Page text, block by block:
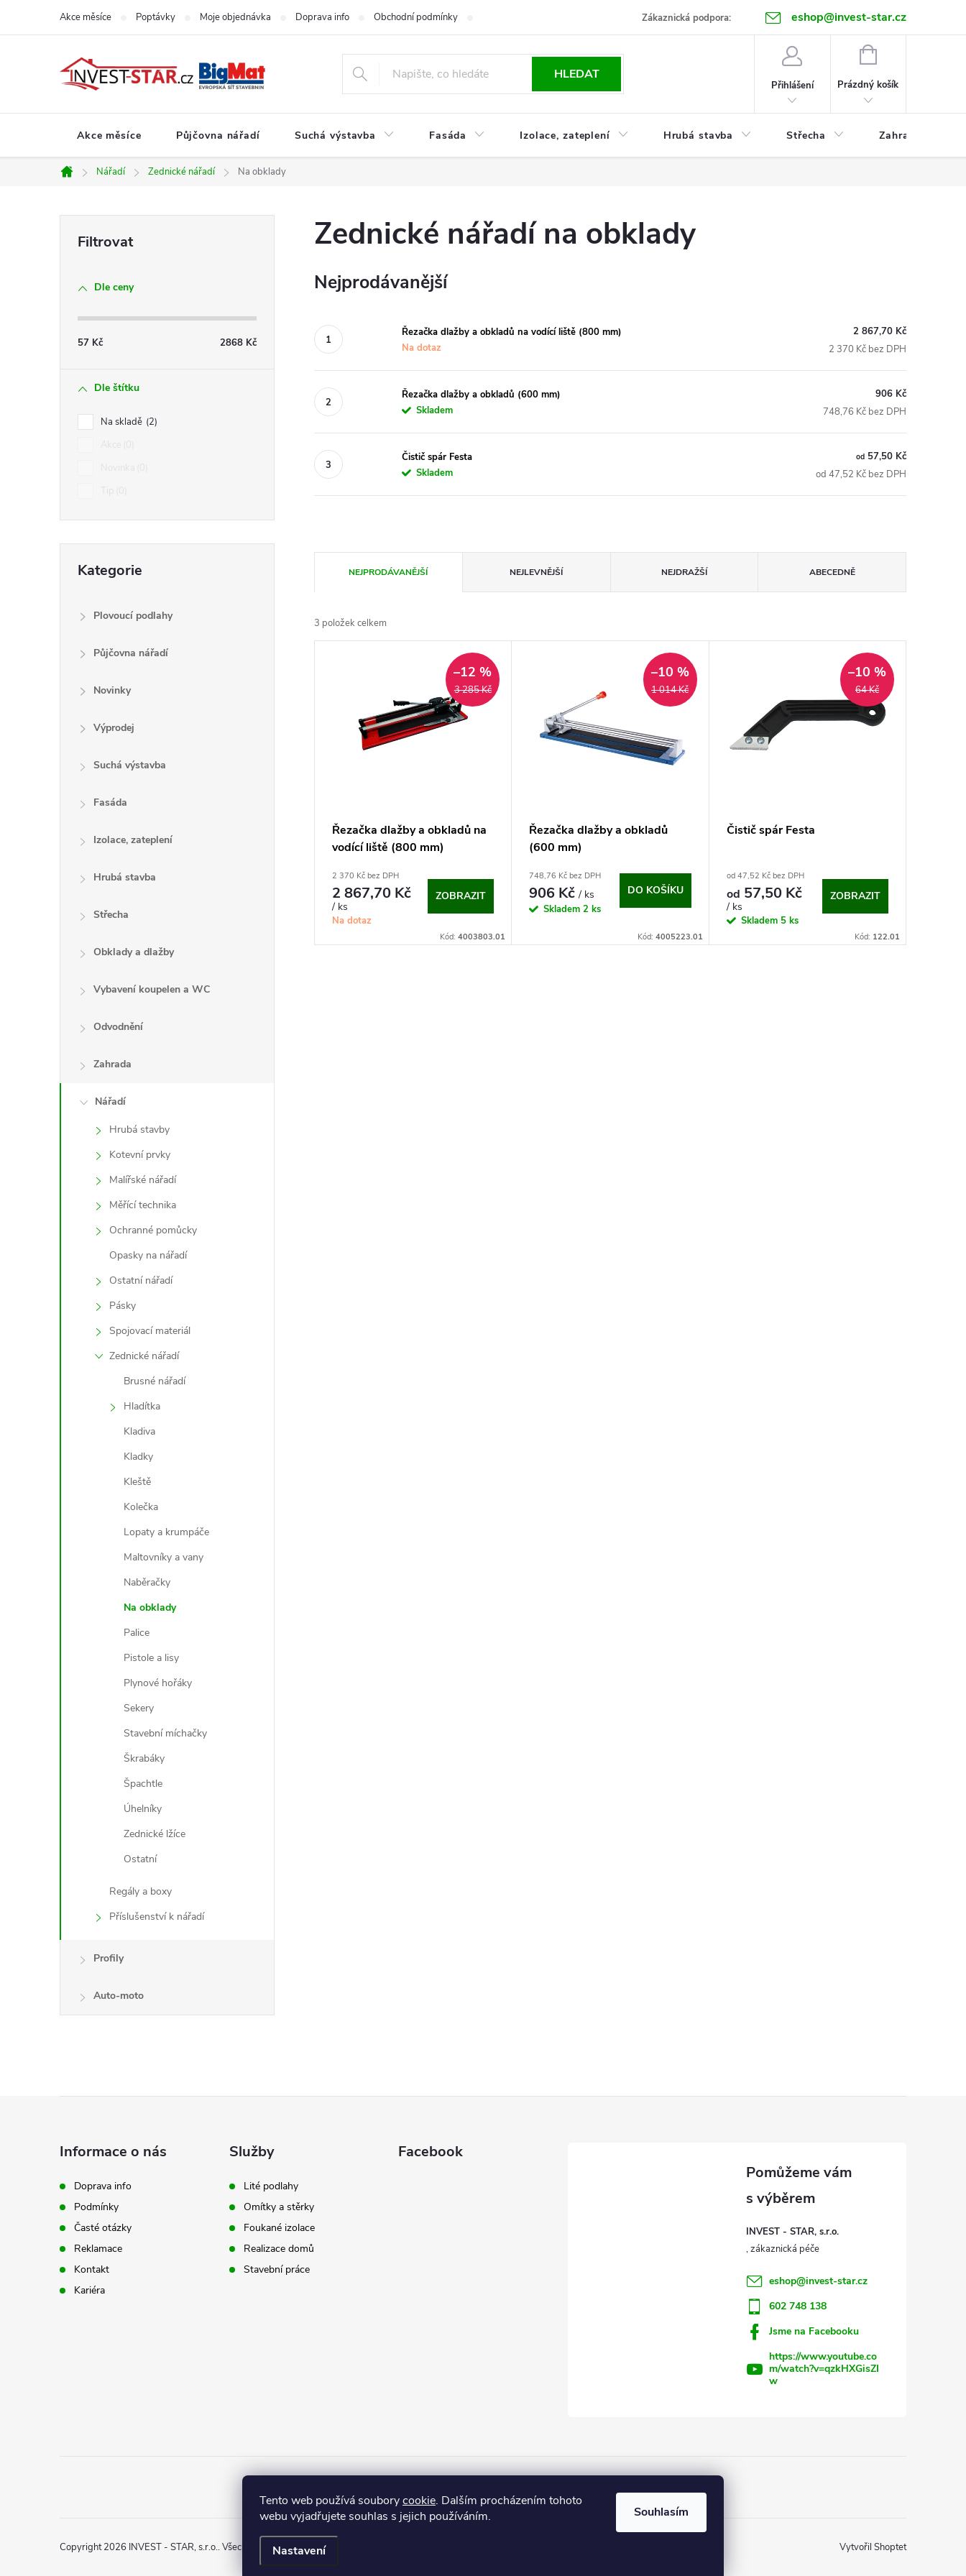
Tento web používá souborycookie. Dalším procházením tohoto
webu vyjadřujete souhlas s jejich používáním.
Nastavení
Souhlasím
Zákaznická podpora: eshop@invest-star.cz
Akce měsíce Poptávky Moje objednávka Doprava info Obchodní podmínky Kontakt
HLEDAT
Přihlášení
NÁKUPNÍ
Prázdný košík
Akce měsíce Půjčovna nářadí Suchá výstavba Fasáda Izolace, zateplení Hrubá stavba Střecha Zahrada
Domů
Nářadí Zednické nářadí Na obklady
í
p
Dle ceny
57 Kč 2868 Kč
Dle štítku
Na skladě 2
kategorie
Kategorie
Plovoucí podlahy
Půjčovna nářadí
Novinky
Výprodej
Suchá výstavba
Fasáda
Izolace, zateplení
Hrubá stavba
Střecha
Obklady a dlažby
Vybavení koupelen a WC
Odvodnění
Zahrada
Nářadí
Hrubá stavby
Kotevní prvky
Malířské nářadí
Měřící technika
Ochranné pomůcky
Opasky na nářadí
Ostatní nářadí
Pásky
Spojovací materiál
Zednické nářadí
Brusné nářadí
Hladítka
Kladiva
Kladky
Kleště
Kolečka
Lopaty a krumpáče
Maltovníky a vany
Naběračky
Na obklady
Palice
Pistole a lisy
Plynové hořáky
Sekery
Stavební míchačky
Škrabáky
Špachtle
Úhelníky
Zednické lžíce
Ostatní
Regály a boxy
Příslušenství k nářadí
Profily
Auto-moto
Zednické nářadí na obklady
Nejprodávanější
Řezačka dlažby a obkladů na vodící liště (800 mm)
Na dotaz
2 867,70 Kč
2 370 Kč bez DPH
Řezačka dlažby a obkladů (600 mm)
Skladem
906 Kč
748,76 Kč bez DPH
Čistič spár Festa
Skladem
od 57,50 Kč
od 47,52 Kč bez DPH
a
z
NEJPRODÁVANĚJŠÍ NEJLEVNĚJŠÍ NEJDRAŽŠÍ ABECEDNĚ
3 položek celkem
d
3 285 Kč
–12 %
Řezačka dlažby a obkladů na
vodící liště (800 mm)
2 370 Kč bez DPH
2 867,70 Kč
/ ks
Na dotaz
ZOBRAZIT
Kód:4003803.01
1 014 Kč
–10 %
Řezačka dlažby a obkladů
(600 mm)
748,76 Kč bez DPH
906 Kč/ ks
Skladem2 ks
DO KOŠÍKU
Kód: 4005223.01
64 Kč
–10 %
Čistič spár Festa
od 47,52 Kč bez DPH
od 57,50 Kč
/ ks
Skladem 5 ks
ZOBRAZIT
Kód: 122.01
Informace o nás
Doprava info
Podmínky
Časté otázky
Reklamace
Kontakt
Kariéra
Služby
Lité podlahy
Omítky a stěrky
Foukané izolace
Realizace domů
Stavební práce
Facebook
INVEST - STAR, s.r.o.
eshop@invest-star.cz
602 748 138
Jsme na Facebooku
https://www.youtube.co
m/watch?v=qzkHXGisZI
w
Vytvořil Shoptet
Copyright 2026 INVEST - STAR, s.r.o.. Všechna práva vyhrazena.